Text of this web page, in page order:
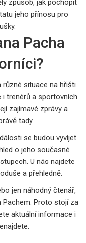
způsob, jak pochopit
jeho přínosu pro
Pacha
situace na hřišti
i trenérů a sportovních
zajímavé zprávy a
tady.
se budou vyvíjet
o jeho současné
U nás najdete
a přehledně.
jen náhodný čtenář,
Pachem. Proto stojí za
aktuální informace i